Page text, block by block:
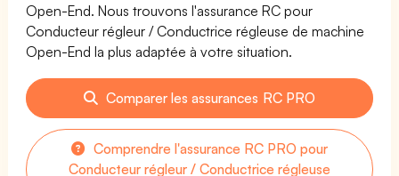
Open-End. Nous trouvons l'assurance RC pour
Conducteur régleur / Conductrice régleuse de machine
Open-End la plus adaptée à votre situation.
Comparer les assurances RC PRO
Comprendre l'assurance RC PRO pour
Conducteur régleur / Conductrice régleuse